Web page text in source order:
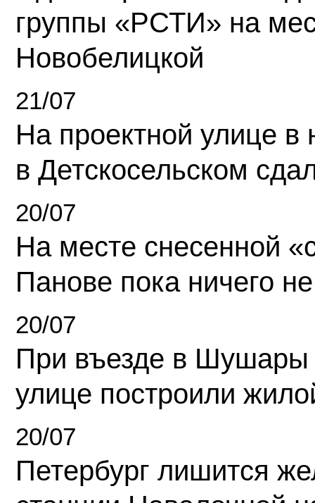
группы «РСТИ» на
Новобелицкой
21/07
На проектной улице
в Детскосельском
20/07
На месте снесенной
Панове пока ничего
20/07
При въезде в Шушары
улице построили
20/07
Петербург лишится